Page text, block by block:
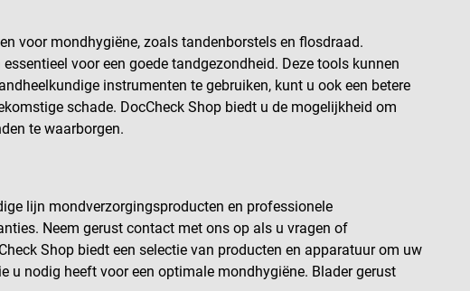
voor mondhygiëne, zoals tandenborstels en flosdraad.
voor een goede tandgezondheid. Deze tools kunnen
instrumenten te gebruiken, kunt u ook een betere
schade. DocCheck Shop biedt u de mogelijkheid om
te waarborgen.
lijn mondverzorgingsproducten en professionele
Neem gerust contact met ons op als u vragen of
Shop biedt een selectie van producten en apparatuur om uw
u nodig heeft voor een optimale mondhygiëne. Blader gerust